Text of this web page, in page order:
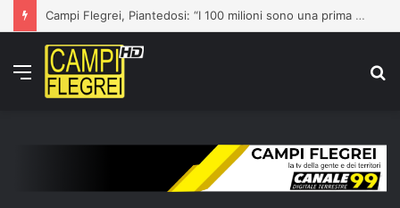
Campi Flegrei, Piantedosi: “I 100 milioni sono una prima risposta”
Menu